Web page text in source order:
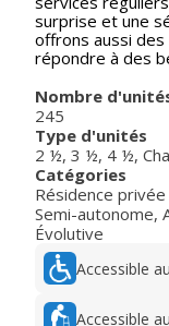
surprise et une
offrons aussi
répondre à des
Nombre
245
Type d'unités
2 ½, 3 ½, 4 ½,
Catégories
Résidence
Semi-autonome,
Évolutive
Accessible
Accessible